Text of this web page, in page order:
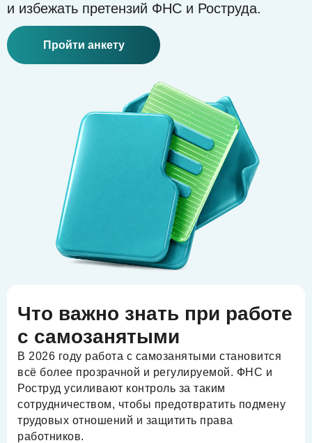
и избежать претензий ФНС и Роструда.
Пройти анкету
Что важно знать при работе
с самозанятыми
В 2026 году работа с самозанятыми становится
всё более прозрачной и регулируемой. ФНС и
Роструд усиливают контроль за таким
сотрудничеством, чтобы предотвратить подмену
трудовых отношений и защитить права
работников.